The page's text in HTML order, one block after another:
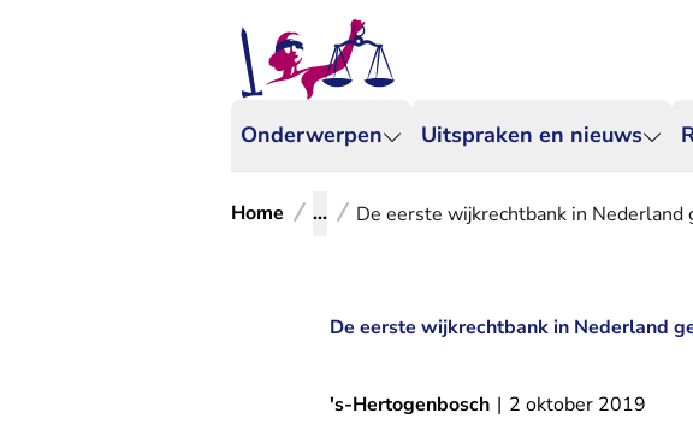
Onderwerpen Uitspraken en nieuws
Home ... De eerste wijkrechtbank in Nederland
De eerste wijkrechtbank in Nederland
's-Hertogenbosch | 2 oktober 2019